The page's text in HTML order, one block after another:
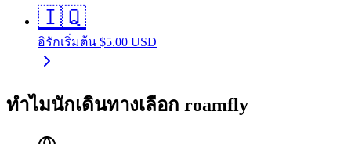
🇮🇶
อิรักเริ่มต้น $5.00 USD
ทำไมนักเดินทางเลือก roamfly